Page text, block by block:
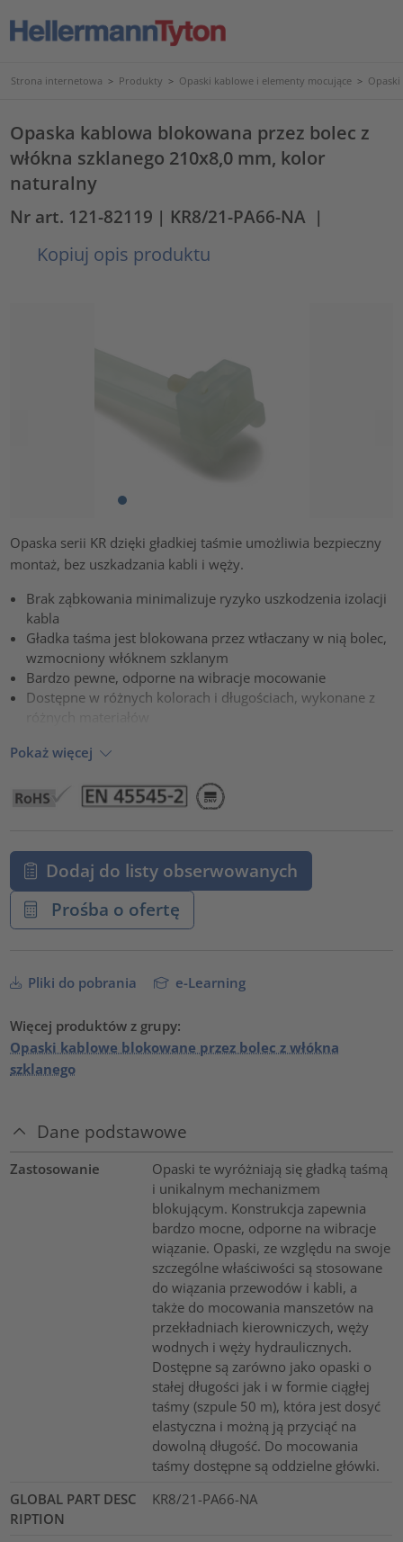
Strona internetowa > Produkty > Opaski kablowe i elementy mocujące >
Opaska kablowa blokowana przez bolec z
włókna szklanego 210x8,0 mm, kolor
naturalny
Nr art. 121-82119 | KR8/21-PA66-NA |
Kopiuj opis produktu
Opaska serii KR dzięki gładkiej taśmie umożliwia bezpieczny
montaż, bez uszkadzania kabli i węży.
Brak ząbkowania minimalizuje ryzyko uszkodzenia izolacji
kabla
Gładka taśma jest blokowana przez wtłaczany w nią bolec,
wzmocniony włóknem szklanym
Bardzo pewne, odporne na wibracje mocowanie
Dostępne w różnych kolorach i długościach, wykonane z
Pokaż więcej
Dodaj do listy obserwowanych
Prośba o ofertę
Pliki do pobrania e-Learning
Więcej produktów z grupy:
Opaski kablowe blokowane przez bolec z włókna
szklanego
Dane podstawowe
Zastosowanie
Opaski te wyróżniają się gładką taśmą
i unikalnym mechanizmem
blokującym. Konstrukcja zapewnia
bardzo mocne, odporne na wibracje
wiązanie. Opaski, ze względu na swoje
szczególne właściwości są stosowane
do wiązania przewodów i kabli, a
także do mocowania manszetów na
przekładniach kierowniczych, węży
wodnych i węży hydraulicznych.
Dostępne są zarówno jako opaski o
stałej długości jak i w formie ciągłej
taśmy (szpule 50 m), która jest dosyć
elastyczna i możną ją przyciąć na
dowolną długość. Do mocowania
taśmy dostępne są oddzielne główki.
GLOBAL PART DESC
RIPTION
KR8/21-PA66-NA